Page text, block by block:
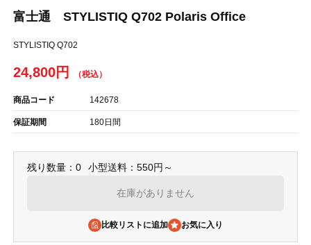
富士通 STYLISTIQ Q702 Polaris Office
STYLISTIQ Q702
24,800円
商品コード 142678
保証期間 180日間
残り数量：0 小型送料：550円～
在庫がありません
比較リストに追加